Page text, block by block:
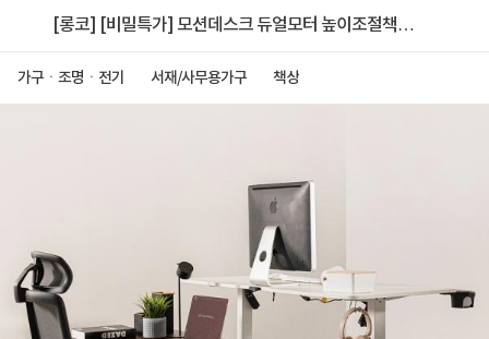
[롱코] [비밀특가] 모션데스크 듀얼모터 높이조절책상
가구ㆍ조명ㆍ전기 서재/사무용가구 책상